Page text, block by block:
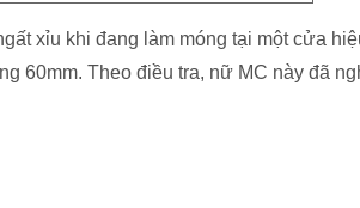
xỉu khi đang làm móng tại một cửa
60mm. Theo điều tra, nữ MC này đã